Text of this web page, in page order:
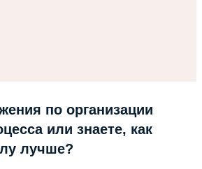
по организации
или знаете, как
лучше?